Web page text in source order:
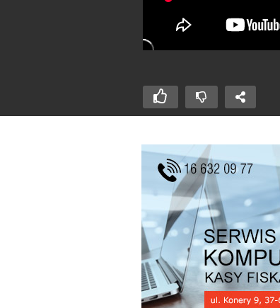
Podsumowanie miesiąca
lipca przez Straż Graniczną